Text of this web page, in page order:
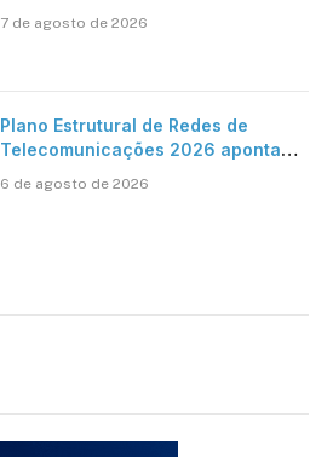
cartório
7 de agosto de 2026
Plano Estrutural de Redes de
Telecomunicações 2026 aponta
mantém desafio
6 de agosto de 2026